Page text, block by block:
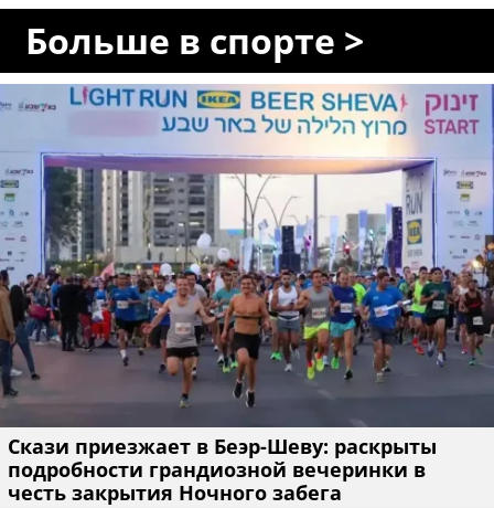
Больше в спорте >
Скази приезжает в Беэр-Шеву: раскрыты
подробности грандиозной вечеринки в
честь закрытия Ночного забега